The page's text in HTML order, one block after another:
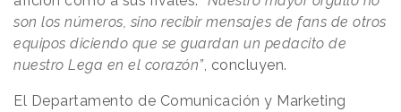
son los números, sino recibir mensajes de fans de otros
equipos diciendo que se guardan un pedacito de
nuestro Lega en el corazón”, concluyen.
El Departamento de Comunicación y Marketing